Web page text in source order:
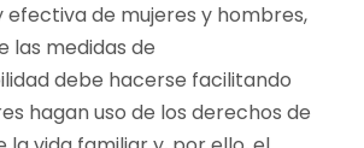
efectiva de mujeres y hombres,
las medidas de
debe hacerse facilitando
hagan uso de los derechos de